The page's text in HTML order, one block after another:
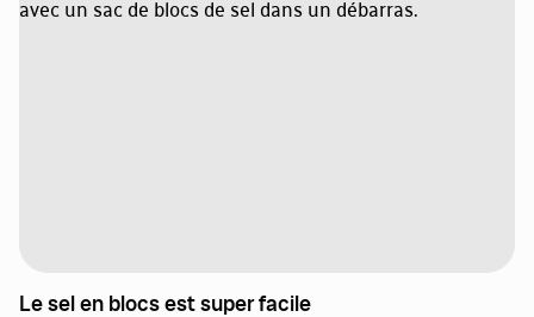
Le sel en blocs est super facile